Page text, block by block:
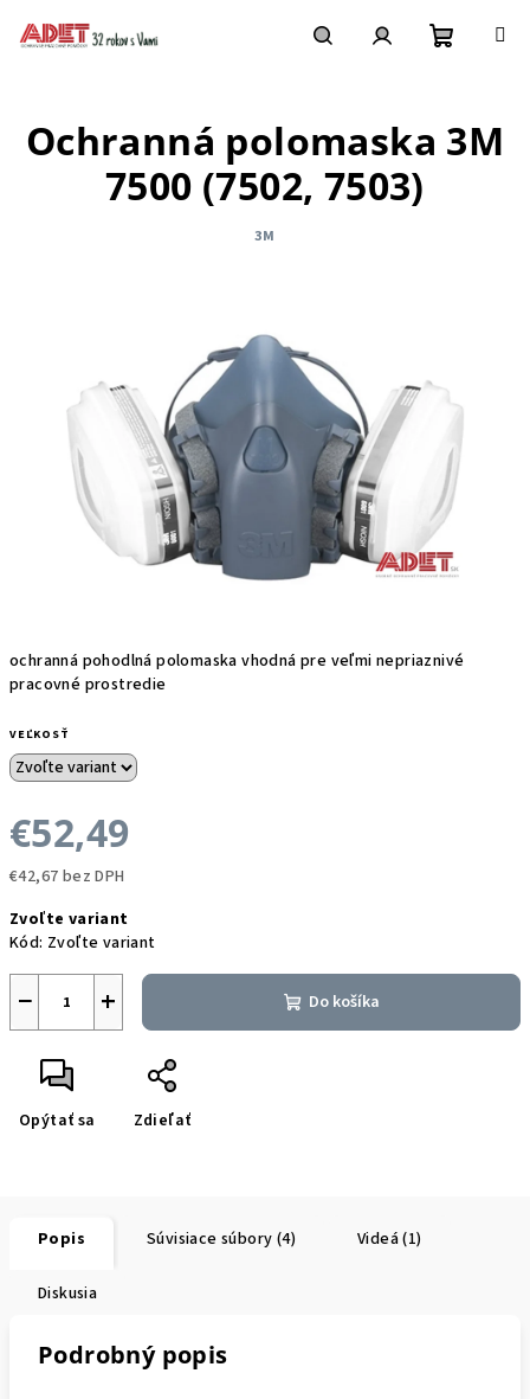
košík
ochranná pohodlná polomaska vhodná pre veľmi nepriaznivé
pracovné prostredie
VEĽKOSŤ
€52,49
€42,67 bez DPH
cena:
Zvoľte variant
Kód: Zvoľte variant
+
− Do košíka
Opýtať sa Zdieľať
Ochranná polomaska 3M
7500 (7502, 7503)
3M
Popis Súvisiace súbory (4) Videá (1)
Diskusia
Podrobný popis